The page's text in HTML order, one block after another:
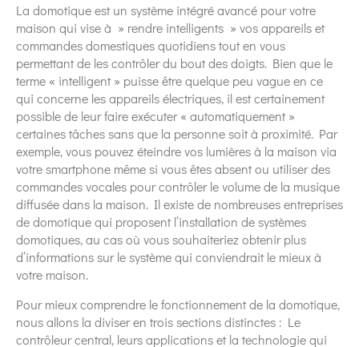
La domotique est un système intégré avancé pour votre
maison qui vise à » rendre intelligents » vos appareils et
commandes domestiques quotidiens tout en vous
permettant de les contrôler du bout des doigts. Bien que le
terme « intelligent » puisse être quelque peu vague en ce
qui concerne les appareils électriques, il est certainement
possible de leur faire exécuter « automatiquement »
certaines tâches sans que la personne soit à proximité. Par
exemple, vous pouvez éteindre vos lumières à la maison via
votre smartphone même si vous êtes absent ou utiliser des
commandes vocales pour contrôler le volume de la musique
diffusée dans la maison. Il existe de nombreuses entreprises
de domotique qui proposent l’installation de systèmes
domotiques, au cas où vous souhaiteriez obtenir plus
d’informations sur le système qui conviendrait le mieux à
votre maison.
Pour mieux comprendre le fonctionnement de la domotique,
nous allons la diviser en trois sections distinctes : Le
contrôleur central, leurs applications et la technologie qui